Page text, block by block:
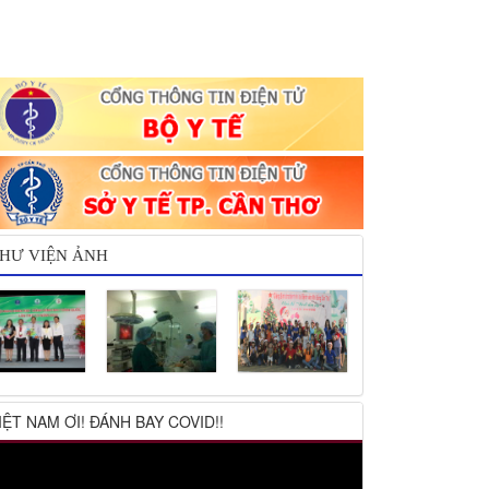
VIỆN ẢNH
NAM ƠI! ĐÁNH BAY COVID!!